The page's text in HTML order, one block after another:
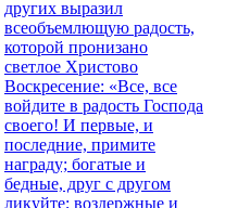
других выразил
всеобъемлющую радость,
которой пронизано
светлое Христово
Воскресение: «Все, все
войдите в радость Господа
своего! И первые, и
последние, примите
награду; богатые и
бедные, друг с другом
ликуйте; воздержные и